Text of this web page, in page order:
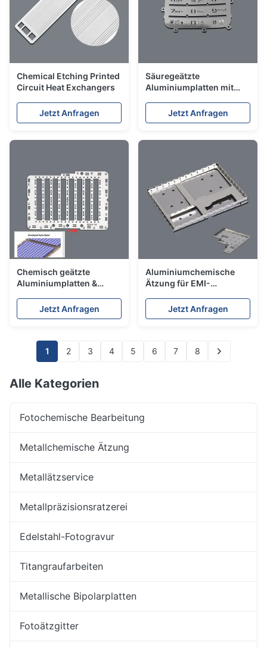
Chemical Etching Printed
Circuit Heat Exchangers
Jetzt Anfragen
Säuregeätzte
Aluminiumplatten mit
Jetzt Anfragen
Chemisch geätzte
Aluminiumplatten &
Jetzt Anfragen
Aluminiumchemische
Ätzung für EMI-
Jetzt Anfragen
1 2 3 4 5 6 7 8
Alle Kategorien
Fotochemische Bearbeitung
Metallchemische Ätzung
Metallätzservice
Metallpräzisionsratzerei
Edelstahl-Fotogravur
Titangraufarbeiten
Metallische Bipolarplatten
Fotoätzgitter